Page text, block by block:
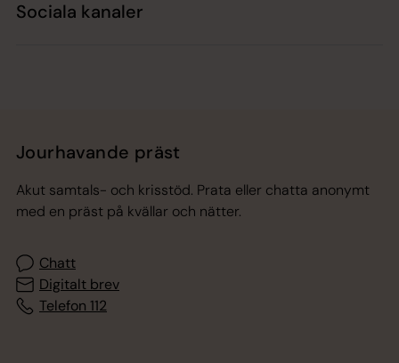
Sociala kanaler
Jourhavande präst
Akut samtals- och krisstöd. Prata eller chatta anonymt
med en präst på kvällar och nätter.
Chatt
Digitalt brev
Telefon 112